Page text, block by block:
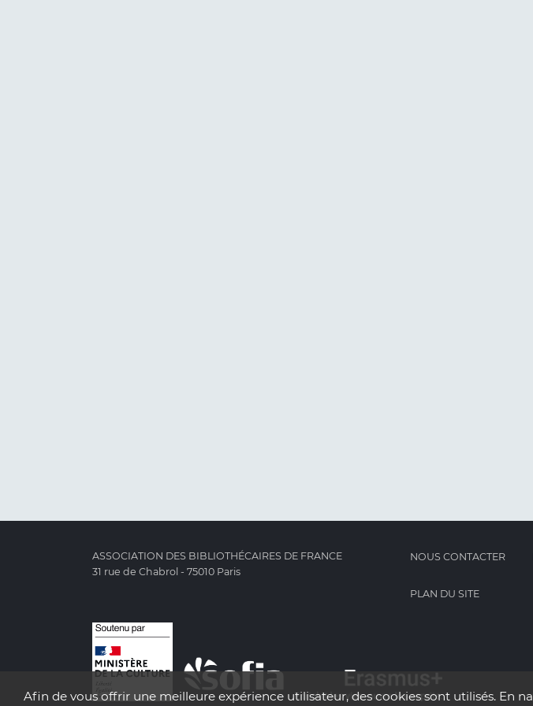
Afin de vous offrir une meilleure expérience utilisateur, des cookies sont utilisés. En
ASSOCIATION DES BIBLIOTHÉCAIRES DE FRANCE
31 rue de Chabrol - 75010 Paris
NOUS CONTACTER
PLAN DU SITE